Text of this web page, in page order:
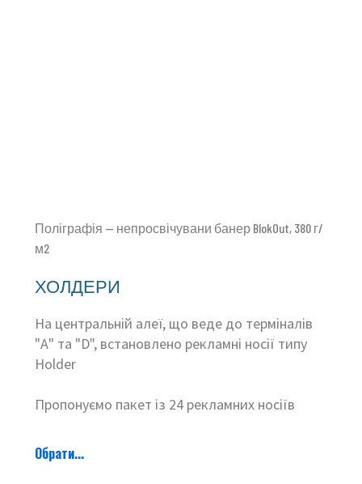
Поліграфія — непросвічувани банер BlokOut, 380 г/
м2
ХОЛДЕРИ
На центральній алеї, що веде до терміналів
"А" та "D", встановлено рекламні носії типу
Holder
Пропонуємо пакет із 24 рекламних носіїв
Обрати...